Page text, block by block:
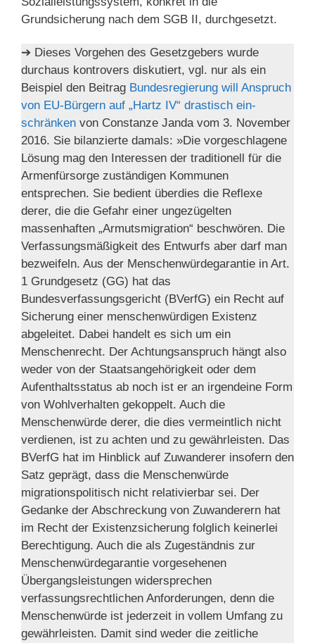
Grundsicherung nach dem SGB II, durchgesetzt.
➔ Dieses Vorgehen des Gesetzgebers wurde
durchaus kontrovers diskutiert, vgl. nur als ein
Beispiel den Beitrag Bun­des­re­gie­rung will Anspruch
von EU-Bür­gern auf „Hartz IV“ dras­tisch ein­
schränken von Constanze Janda vom 3. November
2016. Sie bilanzierte damals: »Die vorgeschlagene
Lösung mag den Interessen der traditionell für die
Armenfürsorge zuständigen Kommunen
entsprechen. Sie bedient überdies die Reflexe
derer, die die Gefahr einer ungezügelten
massenhaften „Armutsmigration“ beschwören. Die
Verfassungsmäßigkeit des Entwurfs aber darf man
bezweifeln. Aus der Menschenwürdegarantie in Art.
1 Grundgesetz (GG) hat das
Bundesverfassungsgericht (BVerfG) ein Recht auf
Sicherung einer menschenwürdigen Existenz
abgeleitet. Dabei handelt es sich um ein
Menschenrecht. Der Achtungsanspruch hängt also
weder von der Staatsangehörigkeit oder dem
Aufenthaltsstatus ab noch ist er an irgendeine Form
von Wohlverhalten gekoppelt. Auch die
Menschenwürde derer, die dies vermeintlich nicht
verdienen, ist zu achten und zu gewährleisten. Das
BVerfG hat im Hinblick auf Zuwanderer insofern den
Satz geprägt, dass die Menschenwürde
migrationspolitisch nicht relativierbar sei. Der
Gedanke der Abschreckung von Zuwanderern hat
im Recht der Existenzsicherung folglich keinerlei
Berechtigung. Auch die als Zugeständnis zur
Menschenwürdegarantie vorgesehenen
Übergangsleistungen widersprechen
verfassungsrechtlichen Anforderungen, denn die
Menschenwürde ist jederzeit in vollem Umfang zu
gewährleisten. Damit sind weder die zeitliche